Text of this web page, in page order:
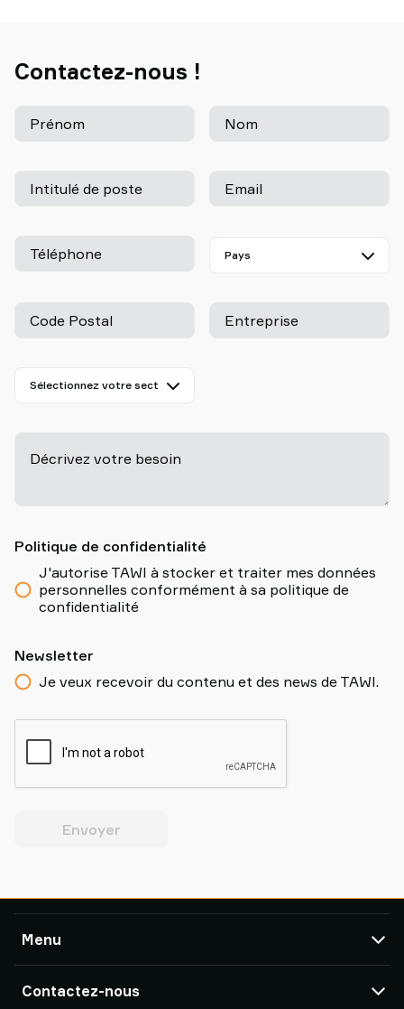
Contactez-nous !
Prénom Nom
Intitulé de poste Email
Téléphone
Code Postal Entreprise
Décrivez votre besoin
Politique de confidentialité
J'autorise TAWI à stocker et traiter mes données
personnelles conformément à sa politique de
confidentialité
Newsletter
Je veux recevoir du contenu et des news de TAWI.
Envoyer
Menu
Produits
Contactez-nous